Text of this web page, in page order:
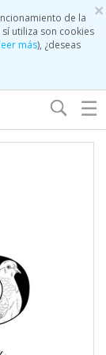
×
de la
utiliza son cookies
más), ¿deseas
☰